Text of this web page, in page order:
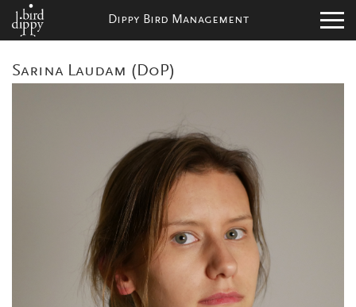
Dippy Bird Management
Sarina Laudam (DoP)